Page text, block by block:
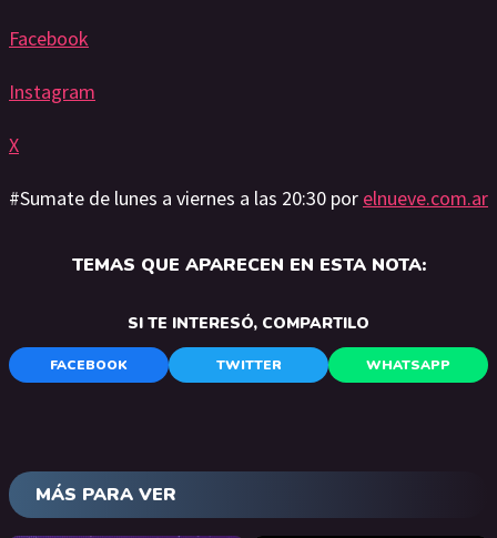
Facebook
Instagram
X
#Sumate de lunes a viernes a las 20:30 por elnueve.com.ar
TEMAS QUE APARECEN EN ESTA NOTA:
SI TE INTERESÓ, COMPARTILO
FACEBOOK TWITTER WHATSAPP
MÁS PARA VER